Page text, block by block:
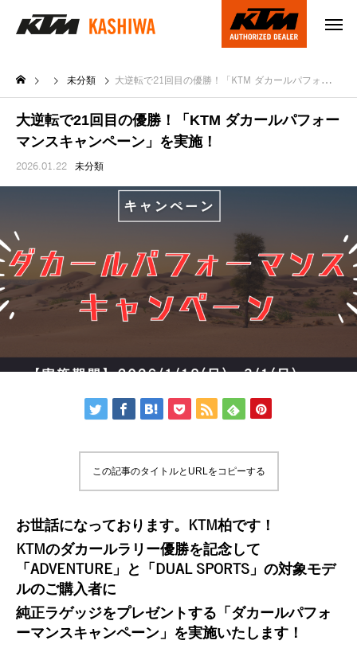
未分類 大逆転で21回目の優勝！「KTM ダカールパフォーマンスキャンペーン」を実施！
大逆転で21回目の優勝！「KTM ダカールパフォー
マンスキャンペーン」を実施！
2026.01.22 未分類
この記事のタイトルとURLをコピーする
お世話になっております。KTM柏です！
KTMのダカールラリー優勝を記念して
「ADVENTURE」と「DUAL SPORTS」の対象モデ
ルのご購入者に
純正ラゲッジをプレゼントする「ダカールパフォ
ーマンスキャンペーン」を実施いたします！